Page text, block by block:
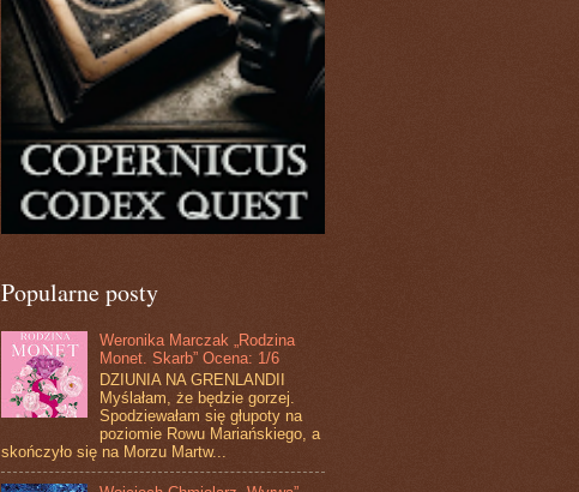
Popularne posty
Weronika Marczak „Rodzina
Monet. Skarb” Ocena: 1/6
DZIUNIA NA GRENLANDII
Myślałam, że będzie gorzej.
Spodziewałam się głupoty na
poziomie Rowu Mariańskiego, a
skończyło się na Morzu Martw...